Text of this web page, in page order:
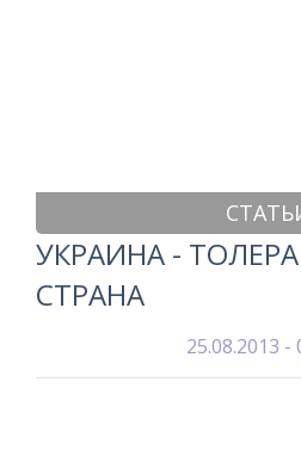
УКРАИНА -
СТРАНА
25.08.2013 -